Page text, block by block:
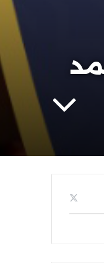
محمد